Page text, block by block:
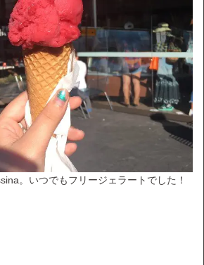
。いつでもフリージェラートでした！